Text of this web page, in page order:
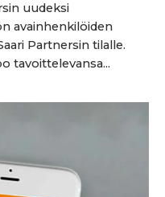
uudeksi
avainhenkilöiden
Partnersin tilalle.
tavoittelevansa...